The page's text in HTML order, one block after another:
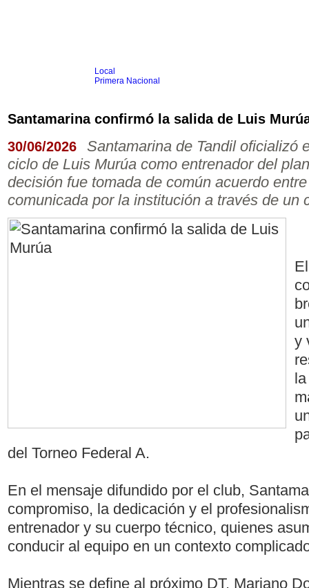
Local
Primera Nacional
Agrario
Boxeo
Ciclismo
Gim. Artística
Duatlón-Triatlón
Golf
Natación
Patín
Taekwondo
Voley
Otros
Santamarina confirmó la salida de Luis
30/06/2026
Santamarina de Tandil oficializó
ciclo de Luis Murúa como entrenador del
decisión fue tomada de común acuerdo
comunicada por la institución a través de un
y
del Torneo Federal A.
En el mensaje difundido por el club,
compromiso, la dedicación y el
entrenador y su cuerpo técnico, quienes
conducir al equipo en un contexto
Mientras se define al próximo DT, Mariano